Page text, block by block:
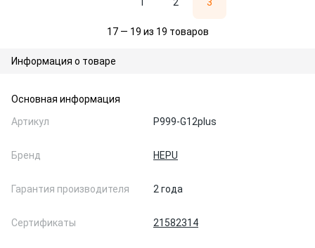
17 — 19 из 19 товаров
Информация о товаре
Основная информация
Артикул
P999-G12plus
Бренд HEPU
Гарантия производителя 2 года
Сертификаты 21582314